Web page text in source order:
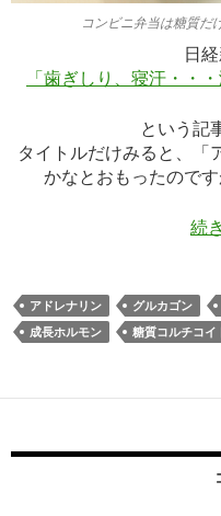
コンビニ弁当は糖質だ
日
「歯ぎしり、寝汗・・
という記
タイトルだけみると、「
かなとおもったので
続
アドレナリン グルカゴン
成長ホルモン
糖質コルチコイ